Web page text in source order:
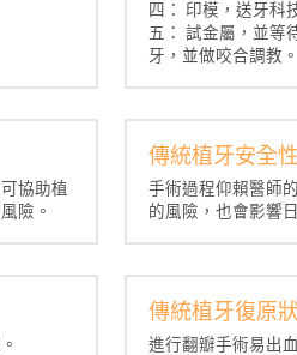
四： 印模，送牙科
五： 試金屬，並等
牙，並做咬合調教。
協助植
險。
傳統植牙安全性
手術過程仰賴醫師
的風險，也會影響
傳統植牙復原
進行翻瓣手術易出